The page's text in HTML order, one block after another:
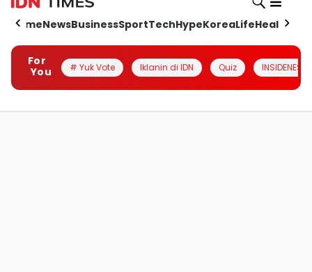
HomeNewsBusinessSportTechHypeKoreaLifeHealth
For
You
# Yuk Vote Iklanin di IDN Quiz INSIDENESIA